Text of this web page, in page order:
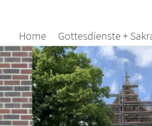
Home Gottesdienste +